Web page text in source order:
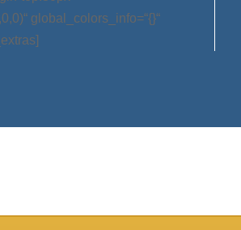
global_colors_info=“{}“